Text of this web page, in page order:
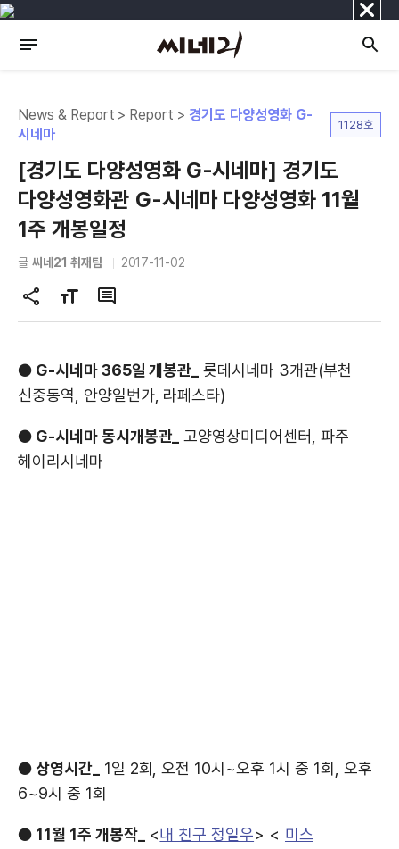
닫
기
News & Report > Report > 경기도 다양성영화 G-
시네마
1128호
[경기도 다양성영화 G-시네마] 경기도
다양성영화관 G-시네마 다양성영화 11월
1주 개봉일정
글 씨네21 취재팀 2017-11-02
공
유
기
글
자
기
변
경
댓
글
● G-시네마 365일 개봉관_
롯데시네마 3개관(부천
신중동역, 안양일번가, 라페스타)
● G-시네마 동시개봉관_
고양영상미디어센터, 파주
헤이리시네마
● 상영시간_
1일 2회, 오전 10시~오후 1시 중 1회, 오후
6~9시 중 1회
● 11월 1주 개봉작_ <내 친구 정일우> < 미스